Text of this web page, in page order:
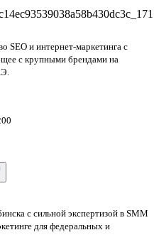
SEO и интернет‑маркетинга с
с крупными брендами на
с сильной экспертизой в SMM
для федеральных и